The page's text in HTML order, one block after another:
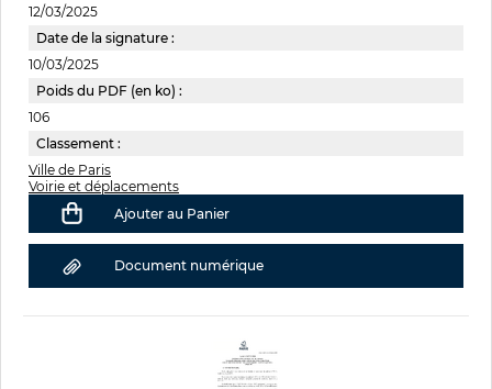
12/03/2025
Date de la signature :
10/03/2025
Poids du PDF (en ko) :
106
Classement :
Ville de Paris
Voirie et déplacements
Ajouter au Panier
Document numérique